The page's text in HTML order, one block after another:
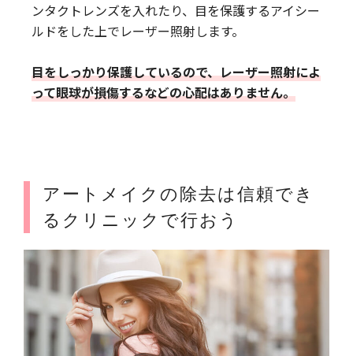
ンタクトレンズを入れたり、目を保護するアイシー
ルドをした上でレーザー照射します。
目をしっかり保護しているので、レーザー照射によ
って眼球が損傷するなどの心配はありません。
アートメイクの除去は信頼でき
るクリニックで行おう